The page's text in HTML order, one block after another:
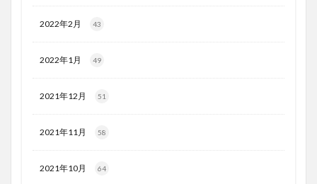
2022年2月 43
2022年1月 49
2021年12月 51
2021年11月 58
2021年10月 64